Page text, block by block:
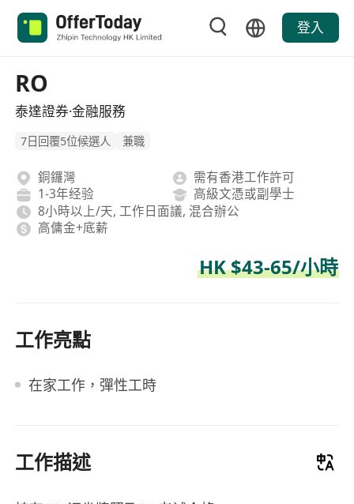
登入
RO
泰達證券·金融服務
7日回覆5位候選人 兼職
銅鑼灣
需有香港工作許可
1-3年经验
高級文憑或副學士
8小時以上/天, 工作日面議, 混合辦公
高傭金+底薪
HK $43-65/小時
工作亮點
在家工作，彈性工時
工作描述